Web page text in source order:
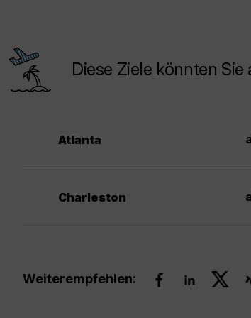
Diese Ziele könnten
Atlanta
Charleston
Weiterempfehlen: